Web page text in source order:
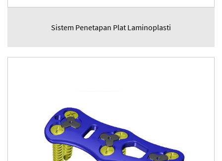
Sistem Penetapan Plat Laminoplasti